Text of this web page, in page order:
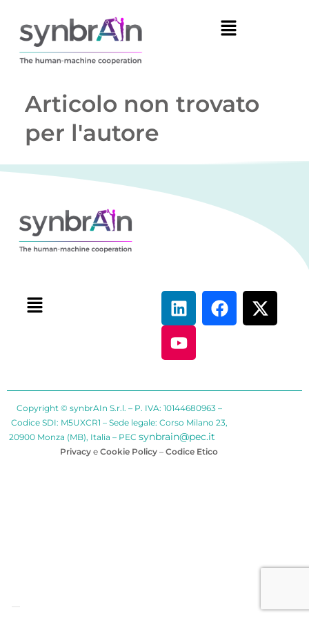
Articolo non trovato
per l'autore
Copyright © synbrAIn S.r.l. – P. IVA: 10144680963 –
Codice SDI: M5UXCR1 – Sede legale: Corso Milano 23,
20900 Monza (MB), Italia – PEC synbrain@pec.it
Privacy e Cookie Policy – Codice Etico